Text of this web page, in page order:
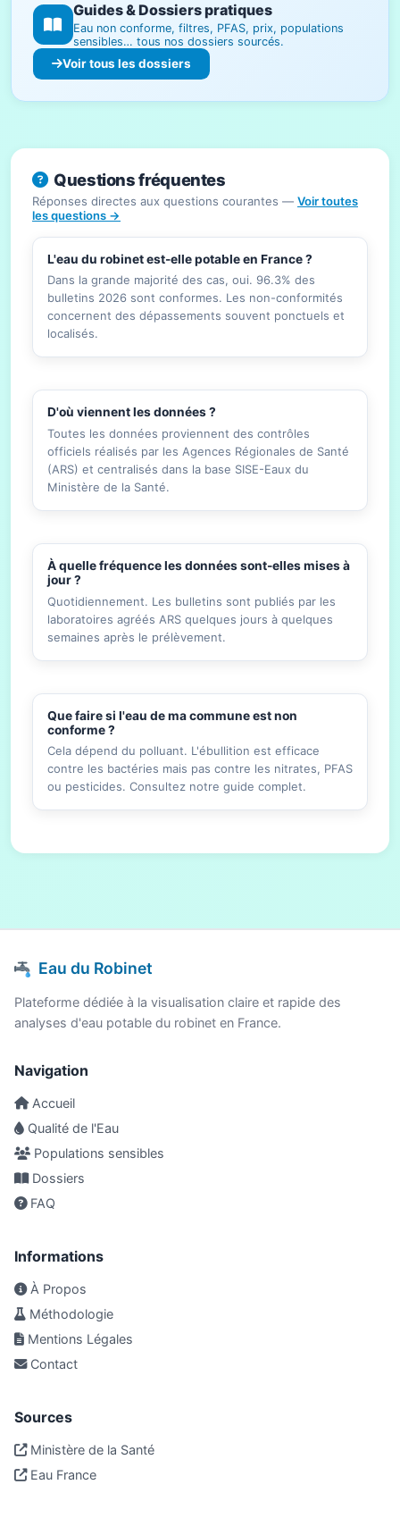
Guides & Dossiers pratiques
Eau non conforme, filtres, PFAS, prix, populations
sensibles… tous nos dossiers sourcés.
Voir tous les dossiers
Questions fréquentes
Réponses directes aux questions courantes — Voir toutes
les questions →
L'eau du robinet est-elle potable en France ?
Dans la grande majorité des cas, oui. 96.3% des
bulletins 2026 sont conformes. Les non-conformités
concernent des dépassements souvent ponctuels et
localisés.
D'où viennent les données ?
Toutes les données proviennent des contrôles
officiels réalisés par les Agences Régionales de Santé
(ARS) et centralisés dans la base SISE-Eaux du
Ministère de la Santé.
À quelle fréquence les données sont-elles mises à
jour ?
Quotidiennement. Les bulletins sont publiés par les
laboratoires agréés ARS quelques jours à quelques
semaines après le prélèvement.
Que faire si l'eau de ma commune est non
conforme ?
Cela dépend du polluant. L'ébullition est efficace
contre les bactéries mais pas contre les nitrates, PFAS
ou pesticides. Consultez notre guide complet.
Eau du Robinet
Plateforme dédiée à la visualisation claire et rapide des
analyses d'eau potable du robinet en France.
Navigation
Accueil
Qualité de l'Eau
Populations sensibles
Dossiers
FAQ
Informations
À Propos
Méthodologie
Mentions Légales
Contact
Sources
Ministère de la Santé
Eau France